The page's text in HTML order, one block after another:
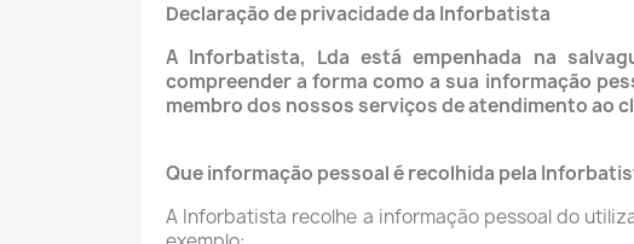
Declaração de privacidade da Inforbatista
A Inforbatista, Lda está empenhada na
compreender a forma como a sua informação
membro dos nossos serviços de atendimento ao
Que informação pessoal é recolhida pela
A Inforbatista recolhe a informação pessoal do